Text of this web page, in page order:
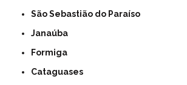
São Sebastião do Paraíso
Janaúba
Formiga
Cataguases